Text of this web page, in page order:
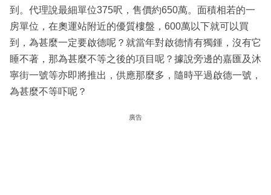
到。代理說最細單位375呎，售價約650萬。面積相若的一
房單位，在奧運站附近的優質樓盤，600萬以下就可以買
到，為甚麼一定要啟德呢？就當年對啟德情有獨鍾，沒有它
睡不著，那為甚麼不等之後的項目呢？據說旁邊的嘉匯及沐
寧街一號等亦即將推出，供應那麼多，隨時平過啟德一號，
為甚麼不等吓呢？
廣告